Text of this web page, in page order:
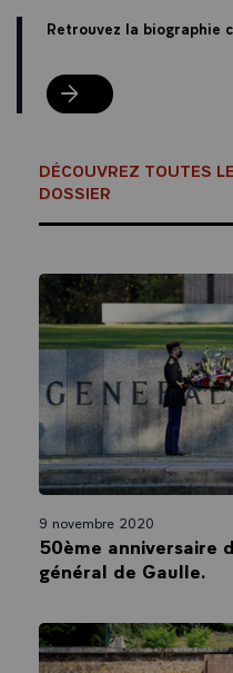
Retrouvez la biographie
Retrouvez la biographie
DÉCOUVREZ TOUTES
DOSSIER
9 novembre 2020
50ème anniversaire
général de Gaulle.